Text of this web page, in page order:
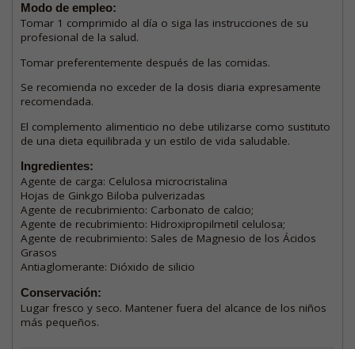
Modo de empleo:
Tomar 1 comprimido al día o siga las instrucciones de su
profesional de la salud.
Tomar preferentemente después de las comidas.
Se recomienda no exceder de la dosis diaria expresamente
recomendada.
El complemento alimenticio no debe utilizarse como sustituto
de una dieta equilibrada y un estilo de vida saludable.
Ingredientes:
Agente de carga: Celulosa microcristalina
Hojas de Ginkgo Biloba pulverizadas
Agente de recubrimiento: Carbonato de calcio;
Agente de recubrimiento: Hidroxipropilmetil celulosa;
Agente de recubrimiento: Sales de Magnesio de los Ácidos
Grasos
Antiaglomerante: Dióxido de silicio
Conservación:
Lugar fresco y seco. Mantener fuera del alcance de los niños
más pequeños.